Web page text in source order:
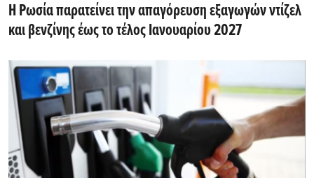
Η Ρωσία παρατείνει την απαγόρευση εξαγωγών ντίζελ
και βενζίνης έως το τέλος Ιανουαρίου 2027